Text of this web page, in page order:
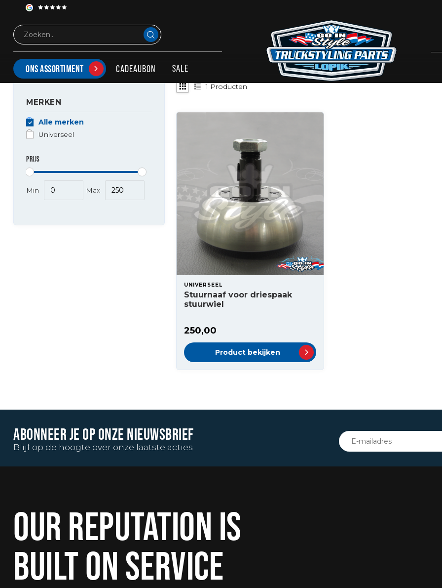
ONS ASSORTIMENT CADEAUBON SALE
PRODUCTEN GETAGD MET BRING BACK THE OLD TIMES
MERKEN
Alle merken
Universeel
PRIJS
Min Max
1 Producten
UNIVERSEEL
Stuurnaaf voor driespaak
stuurwiel
250,00
Product bekijken
ABONNEER JE OP ONZE NIEUWSBRIEF
Blijf op de hoogte over onze laatste acties
OUR REPUTATION IS
BUILT ON SERVICE